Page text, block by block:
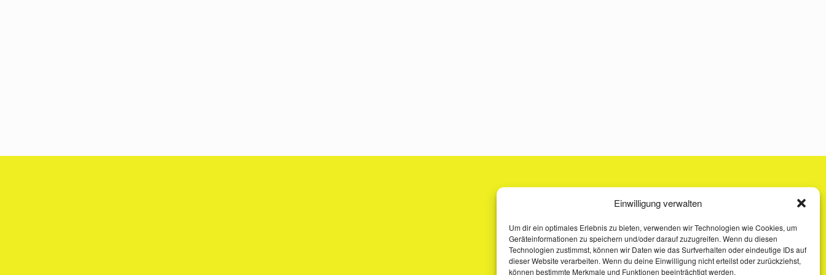
Einwilligung verwalten
Um dir ein optimales Erlebnis zu bieten, verwenden wir Technologien wie Cookies, um
Geräteinformationen zu speichern und/oder darauf zuzugreifen. Wenn du diesen
Technologien zustimmst, können wir Daten wie das Surfverhalten oder eindeutige IDs auf
dieser Website verarbeiten. Wenn du deine Einwilligung nicht erteilst oder zurückziehst,
können bestimmte Merkmale und Funktionen beeinträchtigt werden.